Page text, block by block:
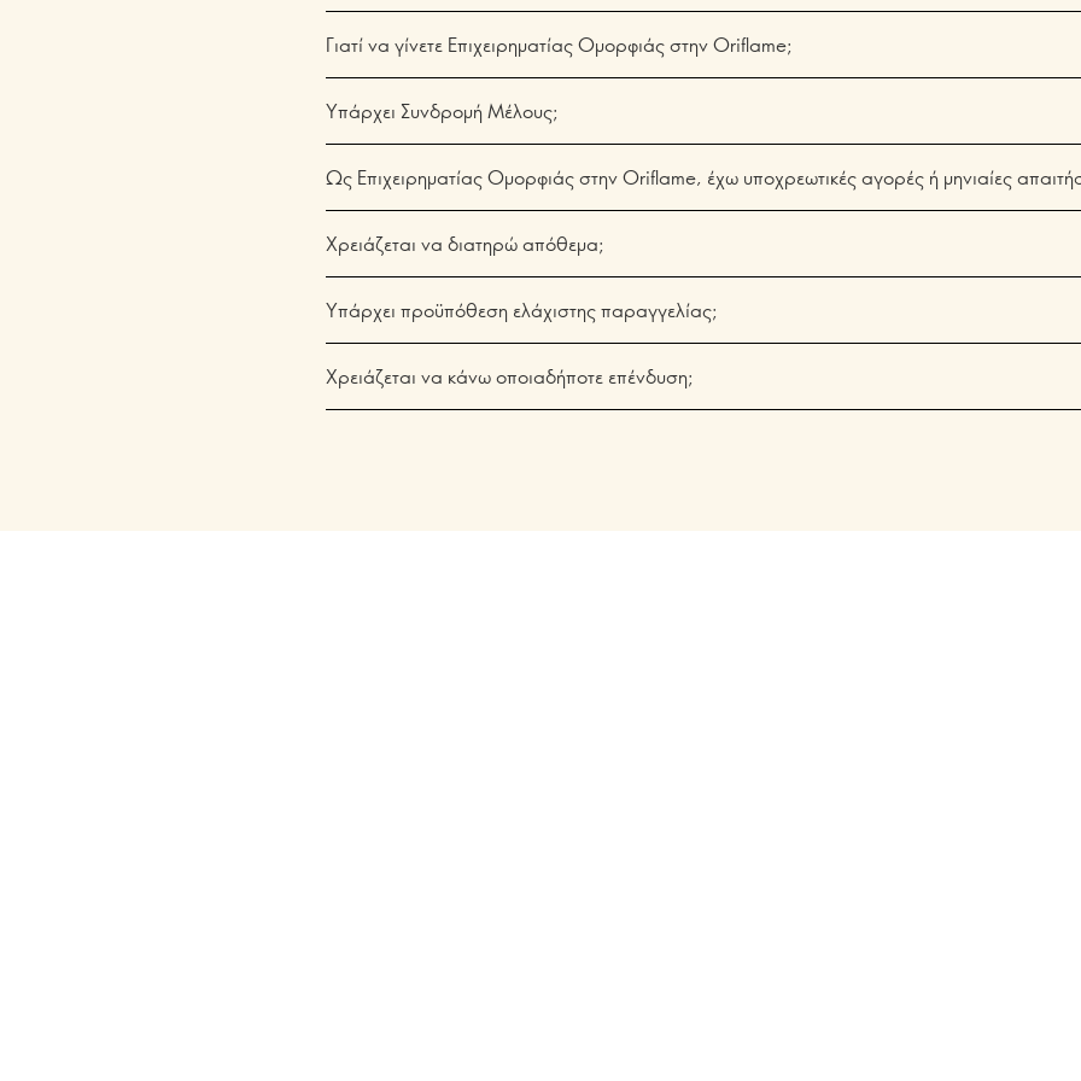
Γιατί να γίνετε Επιχειρηματίας Ομορφιάς στην Oriflame;
Υπάρχει Συνδρομή Μέλους;
Ως Επιχειρηματίας Ομορφιάς στην Oriflame, έχω υποχρεωτικές αγορές ή μηνιαίες
Χρειάζεται να διατηρώ απόθεμα;
Υπάρχει προϋπόθεση ελάχιστης παραγγελίας;
Χρειάζεται να κάνω οποιαδήποτε επένδυση;